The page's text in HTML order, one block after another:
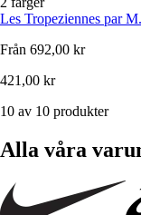
Les Tropeziennes par
Från 692,00 kr
421,00 kr
10 av 10 produkter
Alla våra